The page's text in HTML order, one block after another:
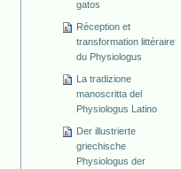
gatos
Réception et
transformation littéraire
du Physiologus
La tradizione
manoscritta del
Physiologus Latino
Der illustrierte
griechische
Physiologus der